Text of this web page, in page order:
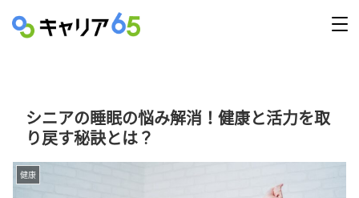
シニアの睡眠の悩み解消！健康と活力を取
り戻す秘訣とは？
健康